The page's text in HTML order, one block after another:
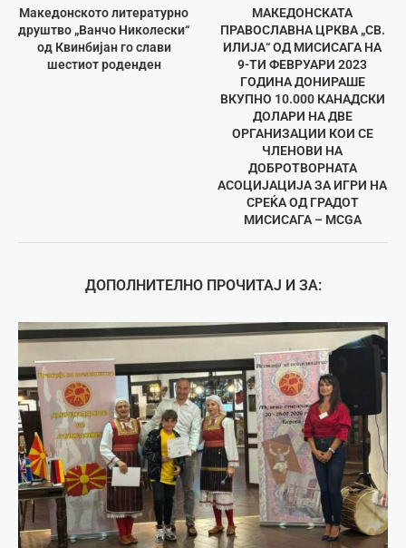
Македонското литературно
друштво „Ванчо Николески“
од Квинбијан го слави
шестиот роденден
МАКЕДОНСКАТА
ПРАВОСЛАВНА ЦРКВА „СВ.
ИЛИЈА“ ОД МИСИСАГА НА
9-ТИ ФЕВРУАРИ 2023
ГОДИНА ДОНИРАШЕ
ВКУПНО 10.000 КАНАДСКИ
ДОЛАРИ НА ДВЕ
ОРГАНИЗАЦИИ КОИ СЕ
ЧЛЕНОВИ НА
ДОБРОТВОРНАТА
АСОЦИЈАЦИЈА ЗА ИГРИ НА
СРЕЌА ОД ГРАДОТ
МИСИСАГА – MCGA
ДОПОЛНИТЕЛНО ПРОЧИТАЈ И ЗА: